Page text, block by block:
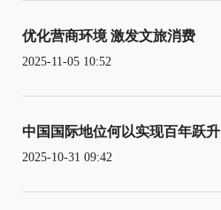
优化营商环境 激发文旅消费
2025-11-05 10:52
中国国际地位何以实现百年跃升
2025-10-31 09:42